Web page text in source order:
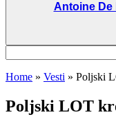
Antoine De
for:
Home » Vesti » Poljski
Poljski LOT